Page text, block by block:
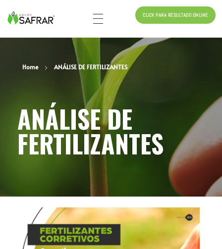
CLICK PARA RESULTADO ONLINE
Home ANÁLISE DE FERTILIZANTES
ANÁLISE DE
FERTILIZANTES